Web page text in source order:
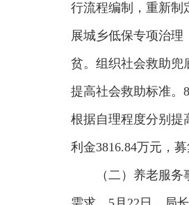
行流程编制，重新制
展城乡低保专项治理
贫。组织社会救助兜
提高社会救助标准。
根据自理程度分别提
利金3816.84万元，
（二）养老服